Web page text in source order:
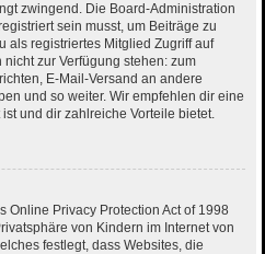
zwingend. Die Board-Administration
sein musst, um Beiträge zu
als registriertes Mitglied Zugriff auf
zur Verfügung stehen: zum
E-Mail-Versand an andere
und so weiter. Wir empfehlen dir eine
und dir zahlreiche Vorteile bietet.
Online Privacy Protection Act of 1998
von Kindern im Internet von
festlegt, dass Websites, die